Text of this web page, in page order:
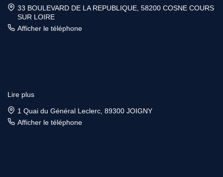
33 BOULEVARD DE LA REPUBLIQUE, 58200 COSNE COURS
SUR LOIRE
Afficher le téléphone
Lire plus
1 Quai du Général Leclerc, 89300 JOIGNY
Afficher le téléphone